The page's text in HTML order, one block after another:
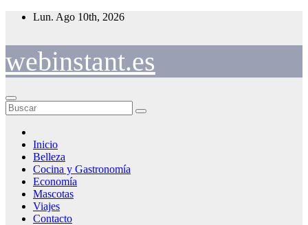
Saltar
Lun. Ago 10th, 2026
webinstant.es
Inicio
Belleza
Cocina y Gastronomía
Economía
Mascotas
Viajes
Contacto